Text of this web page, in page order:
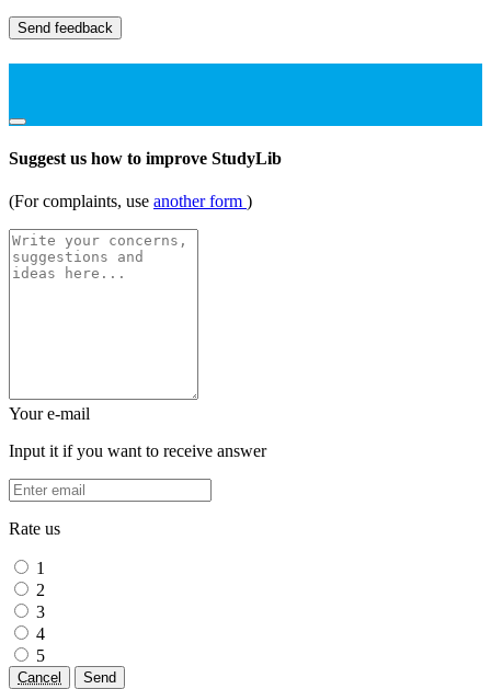
Send feedback
Suggest us how to improve StudyLib
(For complaints, use another form )
Your e-mail
Input it if you want to receive answer
Rate us
1
2
3
4
5
Cancel Send